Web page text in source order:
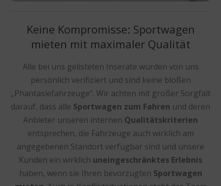
Keine Kompromisse: Sportwagen
mieten mit maximaler Qualität
Alle bei uns gelisteten Inserate wurden von uns
persönlich verifiziert und sind keine bloßen
„Phantasiefahrzeuge“. Wir achten mit großer Sorgfalt
darauf, dass alle Sportwagen zum Fahren und deren
Anbieter unseren internen Qualitätskriterien
entsprechen, die Fahrzeuge auch wirklich am
angegebenen Standort verfügbar sind und unsere
Kunden ein wirklich uneingeschränktes Erlebnis
haben, wenn sie Ihren bevorzugten Sportwagen